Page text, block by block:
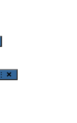
⋮ ❌